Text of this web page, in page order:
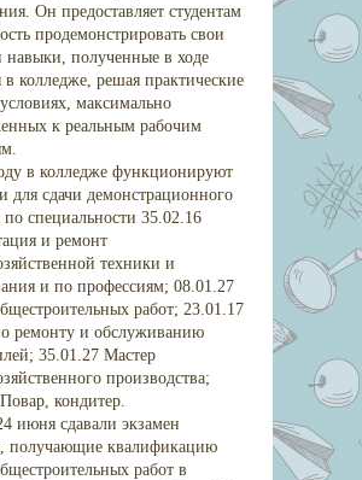
Он предоставляет студентам
продемонстрировать свои
навыки, полученные в ходе
в колледже, решая практические
максимально
к реальным рабочим
в колледже функционируют
для сдачи демонстрационного
по специальности 35.02.16
и ремонт
техники и
и по профессиям; 08.01.27
работ; 23.01.17
ремонту и обслуживанию
35.01.27 Мастер
производства;
кондитер.
июня сдавали экзамен
получающие квалификацию
работ в